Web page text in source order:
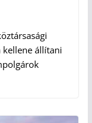
kellene állítani